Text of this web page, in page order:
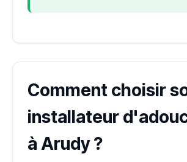
Comment choisir
installateur
à Arudy ?